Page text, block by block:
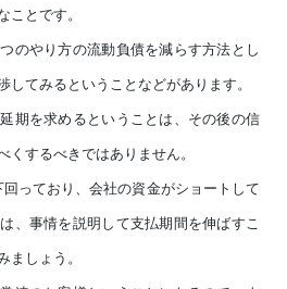
とです。
のやり方の流動負債を減らす方法とし
てみるということなどがあります。
期を求めるということは、その後の信
するべきではありません。
っており、会社の資金がショートして
、事情を説明して支払期間を伸ばすこ
しょう。